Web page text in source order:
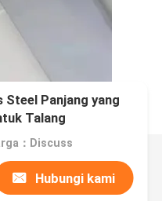
Panjang yang
Talang
：Discuss
Hubungi kami